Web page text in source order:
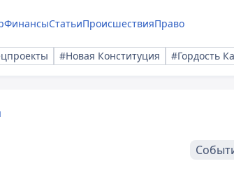
ФинансыСтатьиПроисшествияПраво
#Новая Конституция #Гордость